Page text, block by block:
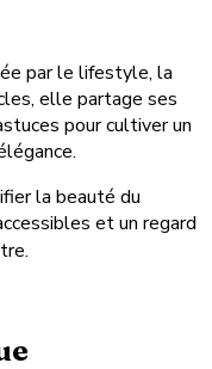
par le lifestyle, la
elle partage ses
pour cultiver un
la beauté du
et un regard